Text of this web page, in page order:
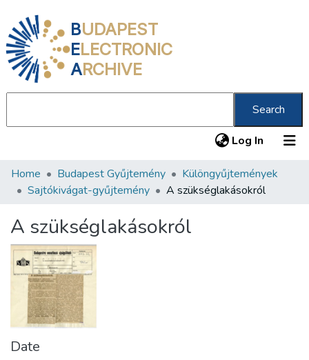
BUDAPEST
ELECTRONIC
ARCHIVE
Search
Log In (current)
Communities & Collections
Statistics
About us
Home Budapest Gyűjtemény
Különgyűjtemények
Sajtókivágat-gyűjtemény
A szükséglakásokról
A szükséglakásokról
Date